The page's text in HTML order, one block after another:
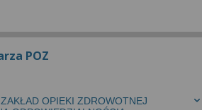
POZ
OPIEKI ZDROWOTNEJ